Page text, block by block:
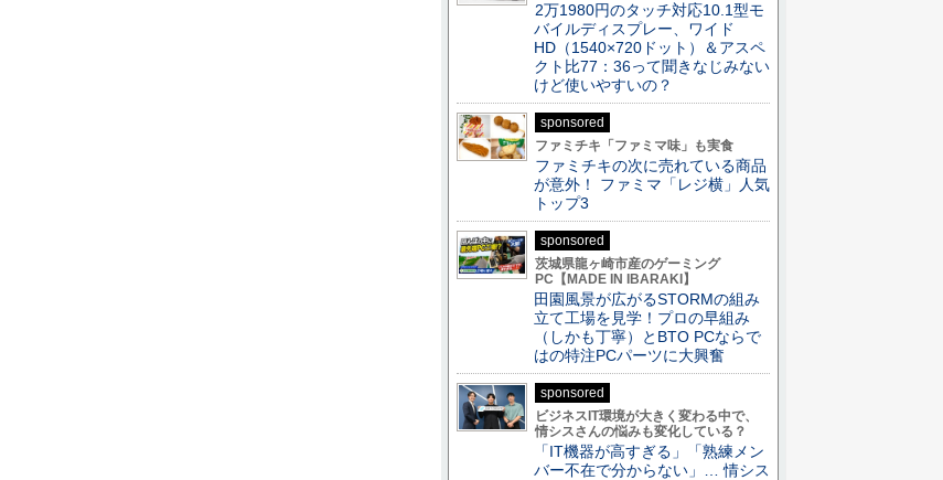
2万1980円のタッチ対応10.1型モ
バイルディスプレー、ワイド
HD（1540×720ドット）＆アスペ
クト比77：36って聞きなじみない
けど使いやすいの？
sponsored
ファミチキ「ファミマ味」も実食
ファミチキの次に売れている商品
が意外！ ファミマ「レジ横」人気
トップ3
sponsored
茨城県龍ヶ崎市産のゲーミング
PC【MADE IN IBARAKI】
田園風景が広がるSTORMの組み
立て工場を見学！プロの早組み
（しかも丁寧）とBTO PCならで
はの特注PCパーツに大興奮
sponsored
ビジネスIT環境が大きく変わる中で、
情シスさんの悩みも変化している？
「IT機器が高すぎる」「熟練メン
バー不在で分からない」… 情シス